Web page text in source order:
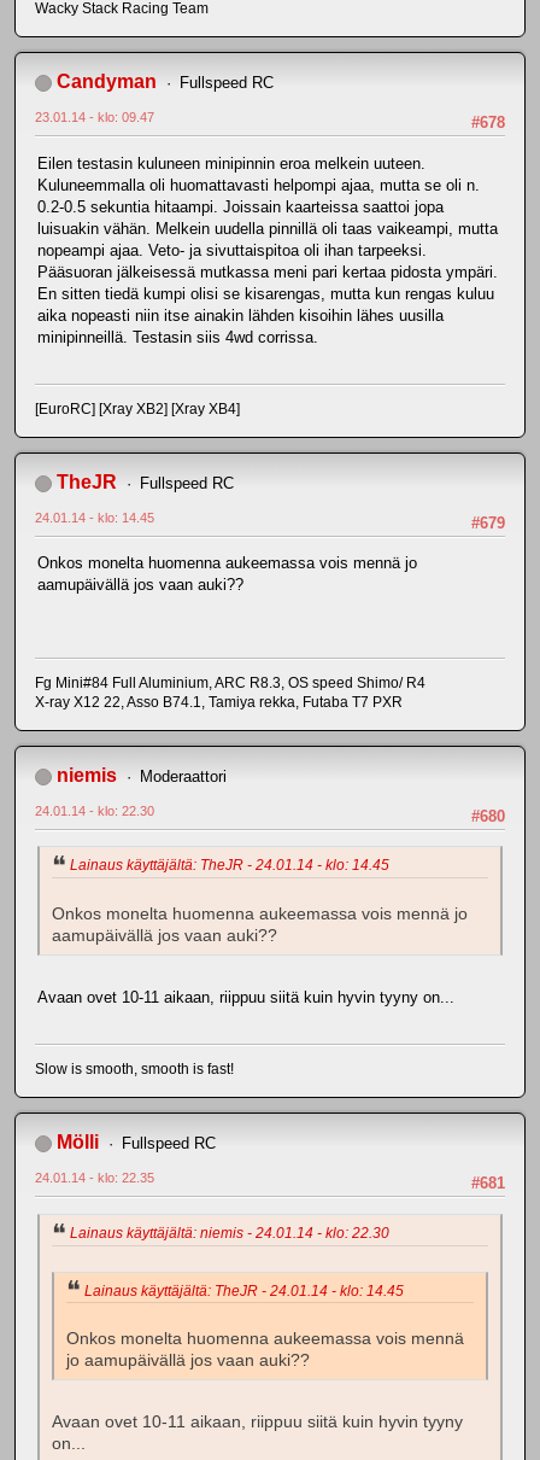
Wacky Stack Racing Team
Candyman Fullspeed RC
#678
23.01.14 - klo: 09.47
Eilen testasin kuluneen minipinnin eroa melkein uuteen.
Kuluneemmalla oli huomattavasti helpompi ajaa, mutta se oli n.
0.2-0.5 sekuntia hitaampi. Joissain kaarteissa saattoi jopa
luisuakin vähän. Melkein uudella pinnillä oli taas vaikeampi, mutta
nopeampi ajaa. Veto- ja sivuttaispitoa oli ihan tarpeeksi.
Pääsuoran jälkeisessä mutkassa meni pari kertaa pidosta ympäri.
En sitten tiedä kumpi olisi se kisarengas, mutta kun rengas kuluu
aika nopeasti niin itse ainakin lähden kisoihin lähes uusilla
minipinneillä. Testasin siis 4wd corrissa.
[EuroRC] [Xray XB2] [Xray XB4]
TheJR Fullspeed RC
#679
24.01.14 - klo: 14.45
Onkos monelta huomenna aukeemassa vois mennä jo
aamupäivällä jos vaan auki??
Fg Mini#84 Full Aluminium, ARC R8.3, OS speed Shimo/ R4
X-ray X12 22, Asso B74.1, Tamiya rekka, Futaba T7 PXR
niemis Moderaattori
#680
24.01.14 - klo: 22.30
Lainaus käyttäjältä: TheJR - 24.01.14 - klo: 14.45
Onkos monelta huomenna aukeemassa vois mennä jo
aamupäivällä jos vaan auki??
Avaan ovet 10-11 aikaan, riippuu siitä kuin hyvin tyyny on...
Slow is smooth, smooth is fast!
Mölli Fullspeed RC
#681
24.01.14 - klo: 22.35
Lainaus käyttäjältä: niemis - 24.01.14 - klo: 22.30
Lainaus käyttäjältä: TheJR - 24.01.14 - klo: 14.45
Onkos monelta huomenna aukeemassa vois mennä
jo aamupäivällä jos vaan auki??
Avaan ovet 10-11 aikaan, riippuu siitä kuin hyvin tyyny
on...